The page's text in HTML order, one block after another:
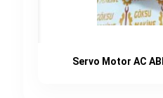
Servo Motor AC